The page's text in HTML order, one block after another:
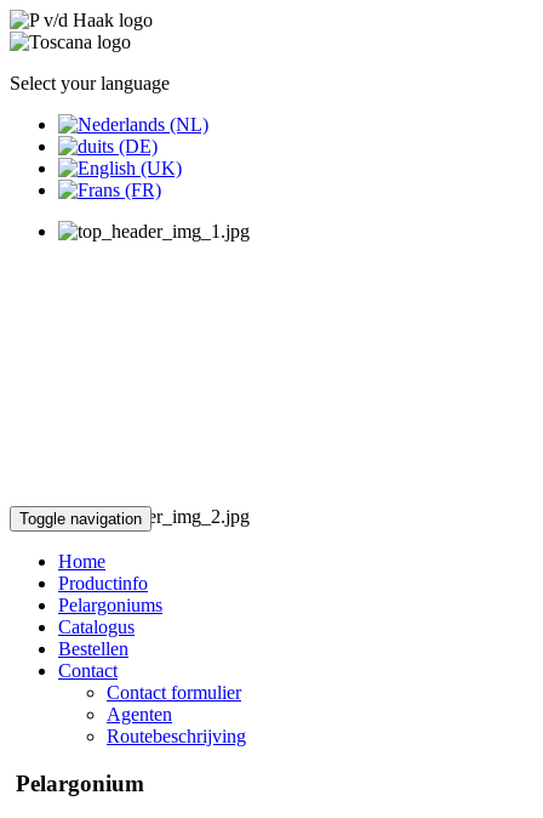
Select your language
Toggle navigation
Home
Productinfo
Pelargoniums
Catalogus
Bestellen
Contact
Contact formulier
Agenten
Routebeschrijving
Pelargonium